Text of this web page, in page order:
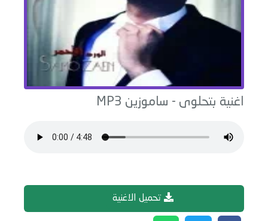
اغنية بتحلوى - ساموزين
تحميل الاغنية